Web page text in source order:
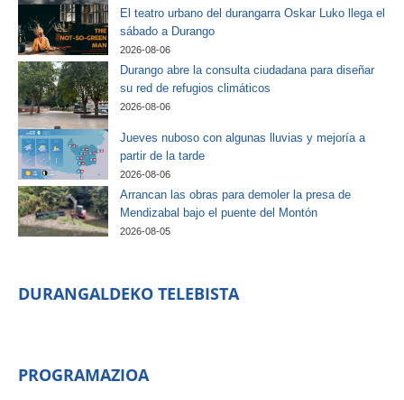
El teatro urbano del durangarra Oskar Luko llega el
sábado a Durango
2026-08-06
Durango abre la consulta ciudadana para diseñar
su red de refugios climáticos
2026-08-06
Jueves nuboso con algunas lluvias y mejoría a
partir de la tarde
2026-08-06
Arrancan las obras para demoler la presa de
Mendizabal bajo el puente del Montón
2026-08-05
DURANGALDEKO TELEBISTA
PROGRAMAZIOA